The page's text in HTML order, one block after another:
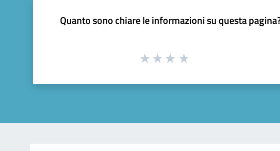
Quanto sono chiare le informazioni su questa